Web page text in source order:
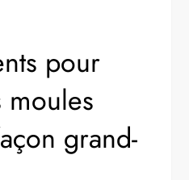
pour
grand-